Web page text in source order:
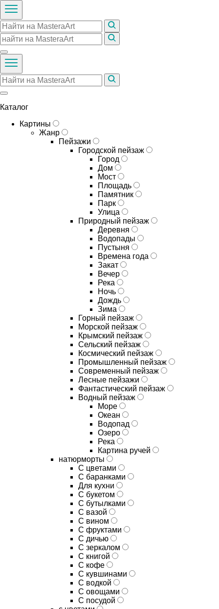
Каталог
Картины
Жанр
Пейзажи
Городской пейзаж
Город
Дом
Мост
Площадь
Памятник
Парк
Улица
Природный пейзаж
Деревня
Водопады
Пустыня
Времена года
Закат
Вечер
Река
Ночь
Дождь
Зима
Горный пейзаж
Морской пейзаж
Крымский пейзаж
Сельский пейзаж
Космический пейзаж
Промышленный пейзаж
Современный пейзаж
Лесные пейзажи
Фантастический пейзаж
Водный пейзаж
Море
Океан
Водопад
Озеро
Река
Картина ручей
натюрморты
С цветами
С баранками
Для кухни
C букетом
C бутылками
C вазой
C вином
C фруктами
C дичью
C зеркалом
C книгой
C кофе
C кувшинами
C водкой
C овощами
C посудой